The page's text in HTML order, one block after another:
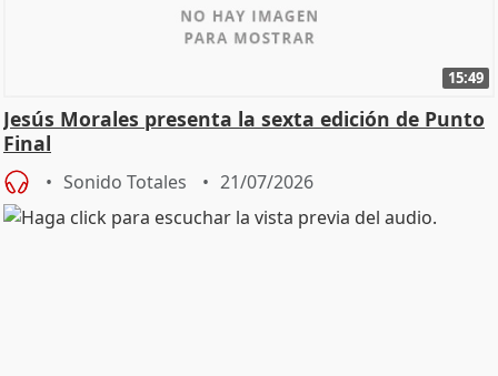
15:49
Jesús Morales presenta la sexta edición de Punto
Final
Sonido Totales 21/07/2026